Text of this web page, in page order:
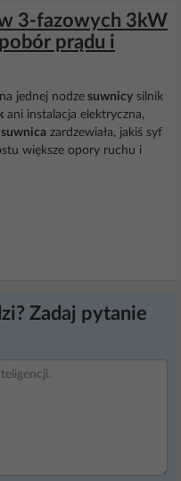
3-fazowych 3kW
prądu i
jednej nodze suwnicy silnik
ani instalacja elektryczna,
suwnica zardzewiała, jakiś syf
większe opory ruchu i
Zadaj pytanie